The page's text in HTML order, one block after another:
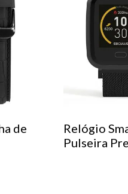
de
Relógio
Pulseira